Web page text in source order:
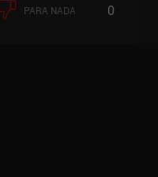
PARA NADA 0